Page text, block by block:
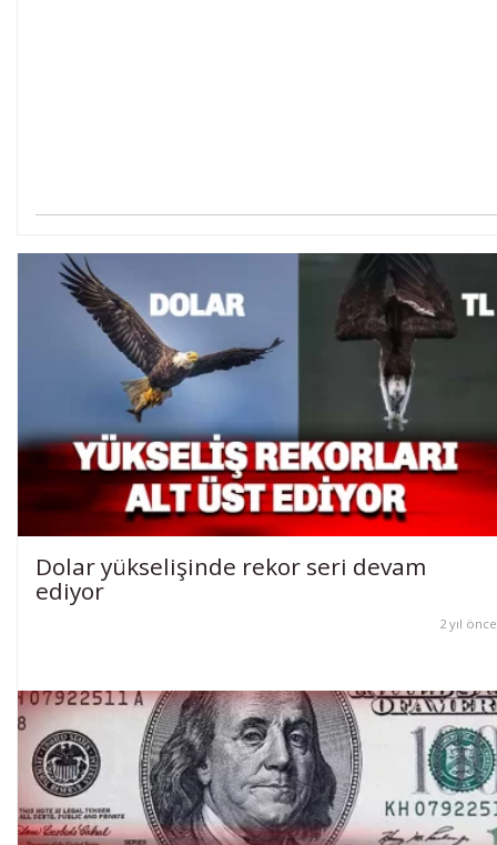
Dolar yükselişinde rekor seri devam
ediyor
2 yıl önce